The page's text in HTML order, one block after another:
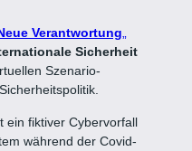
Verantwortung„
Sicherheit
Szenario-
ein fiktiver Cybervorfall
während der Covid-